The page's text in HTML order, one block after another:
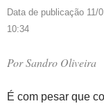
Data de publicação 11/
10:34
PorSandro Oliveira
É com pesar que